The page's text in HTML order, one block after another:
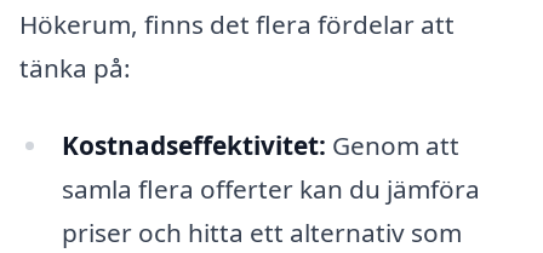
Hökerum, finns det flera fördelar att
tänka på:
Kostnadseffektivitet: Genom att
samla flera offerter kan du jämföra
priser och hitta ett alternativ som